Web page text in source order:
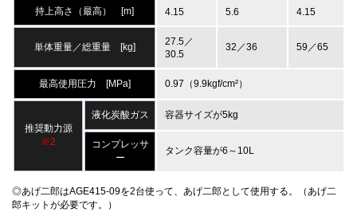
持上高さ（最高） [m] 4.15 5.6 4.15
単体重量／総重量 [kg]
27.5／
30.5
32／36 59／65
最高使用圧力 [MPa] 0.97（9.9kgf/cm²）
推奨動力源
※2
液化炭酸ガス 容器サイズが5kg
コンプレッサ
ー
タンク容量が6～10L
◎あげ二郎はAGE415-09を2台使って、あげ二郎として使用する。（あげ二
郎キットが必要です。）